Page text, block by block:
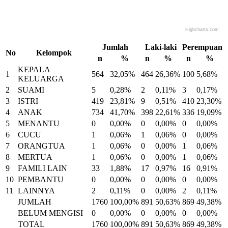
Highcharts.com
No
Kelompok
Jumlah Laki-laki
Perempuan
n
% n % n
%
1
KEPALA
KELUARGA
564 32,05% 464 26,36% 100 5,68%
2
SUAMI 5 0,28% 2 0,11% 3
0,17%
3
ISTRI 419 23,81% 9 0,51% 410 23,30%
4
ANAK 734 41,70% 398 22,61% 336 19,09%
5
MENANTU 0 0,00% 0 0,00% 0
0,00%
6
CUCU 1 0,06% 1 0,06% 0
0,00%
7
ORANGTUA 1 0,06% 0 0,00% 1
0,06%
8
MERTUA 1 0,06% 0 0,00% 1
0,06%
9
FAMILI LAIN 33 1,88% 17 0,97% 16
0,91%
10 PEMBANTU 0 0,00% 0 0,00% 0
0,00%
11
LAINNYA 2 0,11% 0 0,00% 2
0,11%
JUMLAH
1760 100,00% 891 50,63% 869 49,38%
BELUM MENGISI
0 0,00% 0 0,00% 0
0,00%
TOTAL
1760 100,00% 891 50,63% 869 49,38%